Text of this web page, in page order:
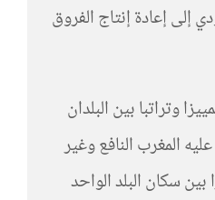
إلى إعادة إنتاج الفروق
وتراتبا بين البلدان
المغرب النافع وغير
بين سكان البلد الواحد